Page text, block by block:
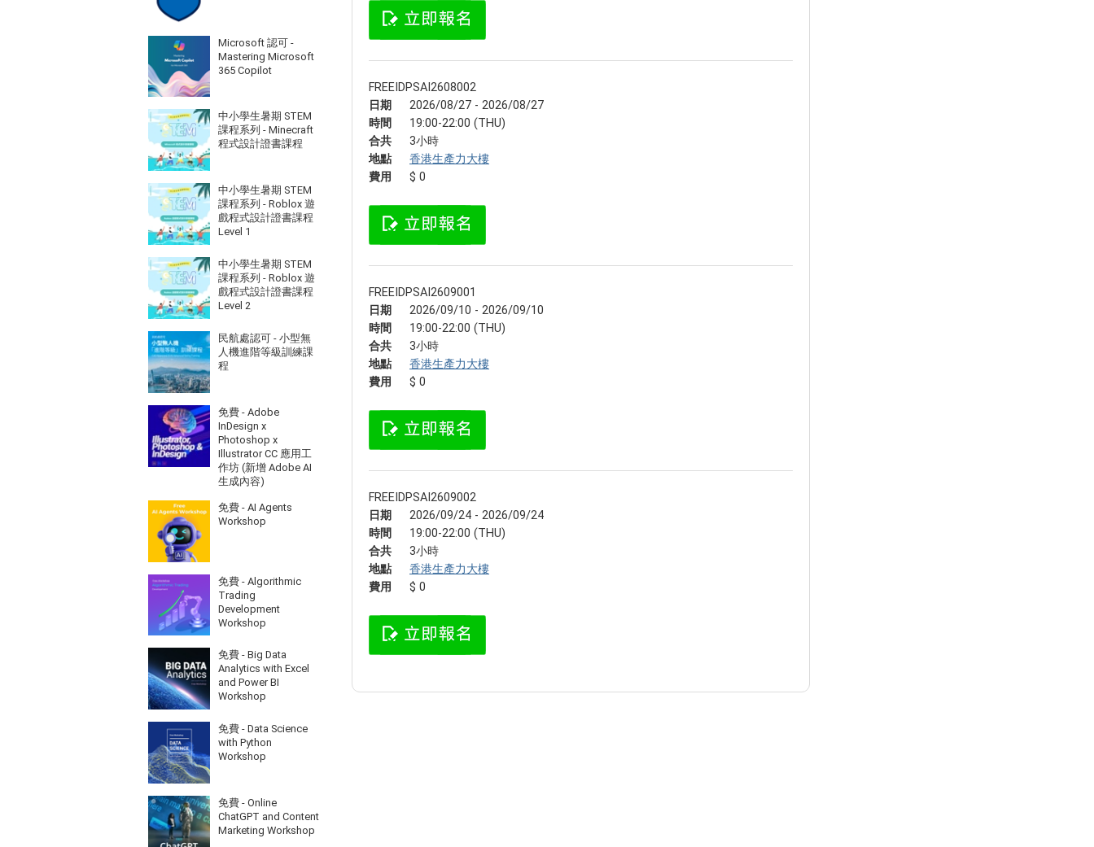
Microsoft 認可 -
Mastering Microsoft
365 Copilot
中小學生暑期 STEM
課程系列 - Minecraft
程式設計證書課程
中小學生暑期 STEM
課程系列 - Roblox 遊
戲程式設計證書課程
Level 1
中小學生暑期 STEM
課程系列 - Roblox 遊
戲程式設計證書課程
Level 2
民航處認可 - 小型無
人機進階等級訓練課
程
免費 - Adobe
InDesign x
Photoshop x
Illustrator CC 應用工
作坊 (新增 Adobe AI
生成內容)
免費 - AI Agents
Workshop
免費 - Algorithmic
Trading
Development
Workshop
免費 - Big Data
Analytics with Excel
and Power BI
Workshop
免費 - Data Science
with Python
Workshop
免費 - Online
ChatGPT and Content
Marketing Workshop
FREEIDPSAI2608002
日期
2026/08/27 - 2026/08/27
時間
19:00-22:00 (THU)
合共
3小時
地點
香港生產力大樓
費用
$ 0
FREEIDPSAI2609001
日期
2026/09/10 - 2026/09/10
時間
19:00-22:00 (THU)
合共
3小時
地點
香港生產力大樓
費用
$ 0
FREEIDPSAI2609002
日期
2026/09/24 - 2026/09/24
時間
19:00-22:00 (THU)
合共
3小時
地點
香港生產力大樓
費用
$ 0